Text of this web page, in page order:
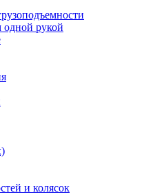
одной рукой
и колясок